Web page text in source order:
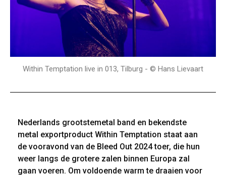
Within Temptation live in 013, Tilburg - © Hans Lievaart
Nederlands grootstemetal band en bekendste
metal exportproduct Within Temptation staat aan
de vooravond van de Bleed Out 2024 toer, die hun
weer langs de grotere zalen binnen Europa zal
gaan voeren. Om voldoende warm te draaien voor